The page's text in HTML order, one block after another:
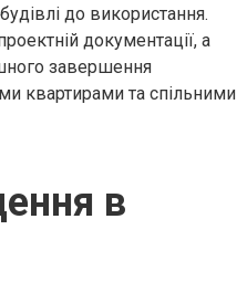
до використання.
документації, а
завершення
квартирами та спільними
в